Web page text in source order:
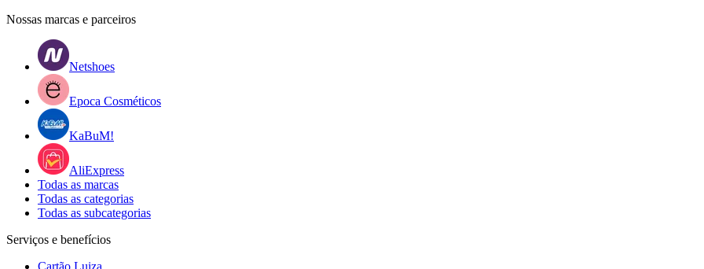
Nossas marcas e parceiros
Netshoes
Epoca Cosméticos
KaBuM!
AliExpress
Todas as marcas
Todas as categorias
Todas as subcategorias
Serviços e benefícios
Cartão Luiza